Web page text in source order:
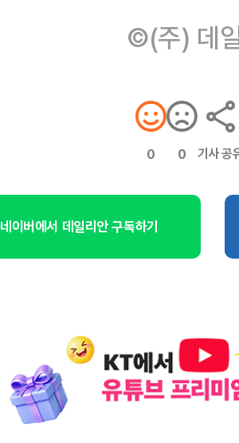
©(주) 데
0 0 기사 공
네이버에서 데일리안 구독하기